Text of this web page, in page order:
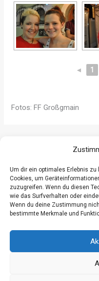
Um dir ein optimales Erlebnis
Cookies, um
zuzugreifen. Wenn du diesen
wie das Surfverhalten oder
Wenn du deine Zustimmung
bestimmte Merkmale und
◄ 1
Fotos: FF Großgmain